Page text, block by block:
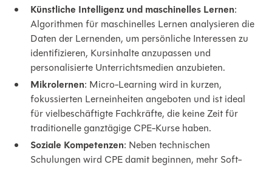
Künstliche Intelligenz und maschinelles Lernen:
Algorithmen für maschinelles Lernen analysieren die
Daten der Lernenden, um persönliche Interessen zu
identifizieren, Kursinhalte anzupassen und
personalisierte Unterrichtsmedien anzubieten.
Mikrolernen: Micro-Learning wird in kurzen,
fokussierten Lerneinheiten angeboten und ist ideal
für vielbeschäftigte Fachkräfte, die keine Zeit für
traditionelle ganztägige CPE-Kurse haben.
Soziale Kompetenzen: Neben technischen
Schulungen wird CPE damit beginnen, mehr Soft-